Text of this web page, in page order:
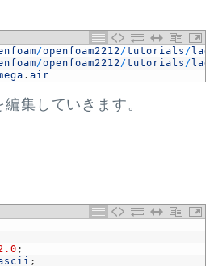
/openfoam2212/tutorials /
/openfoam2212/tutorials /
. air
集していきます。
;
;